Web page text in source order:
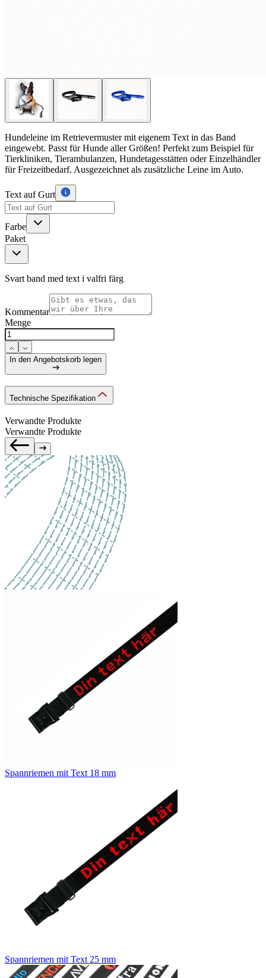
Hundeleine im Retrievermuster mit eigenem Text in das Band
eingewebt. Passt für Hunde aller Größen! Perfekt zum Beispiel für
Tierkliniken, Tierambulanzen, Hundetagesstätten oder Einzelhändler
für Freizeitbedarf. Ausgezeichnet als zusätzliche Leine im Auto.
Text auf Gurt
Farbe
Paket
Svart band med text i valfri färg
Kommentar
Menge
In den Angebotskorb legen
Technische Spezifikation
Verwandte Produkte
Verwandte Produkte
Spannriemen mit Text 18 mm
Spannriemen mit Text 25 mm